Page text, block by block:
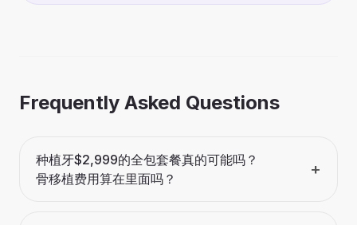
Frequently Asked Questions
种植牙$2,999的全包套餐真的可能吗？
骨移植费用算在里面吗？
+